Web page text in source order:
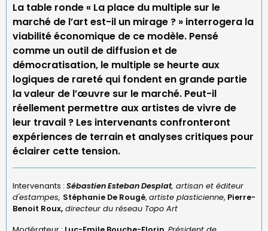
La table ronde « La place du multiple sur le
marché de l’art est-il un mirage ? » interrogera la
viabilité économique de ce modèle. Pensé
comme un outil de diffusion et de
démocratisation, le multiple se heurte aux
logiques de rareté qui fondent en grande partie
la valeur de l’œuvre sur le marché. Peut-il
réellement permettre aux artistes de vivre de
leur travail ? Les intervenants confronteront
expériences de terrain et analyses critiques pour
éclairer cette tension.
Intervenants : Sébastien Esteban Desplat, artisan et éditeur
d'estampes, Stéphanie De Rougé, artiste plasticienne, Pierre-
Benoit Roux, directeur du réseau Topo Art